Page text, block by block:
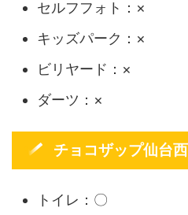
セルフフォト：×
キッズパーク：×
ビリヤード：×
ダーツ：×
チョコザップ仙台
トイレ：〇